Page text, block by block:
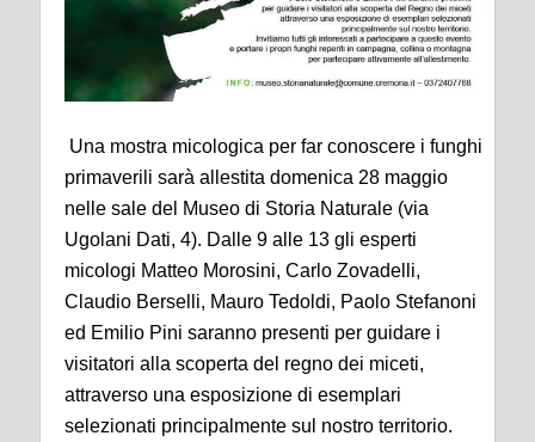
Una mostra micologica per far conoscere i funghi
primaverili sarà allestita domenica 28 maggio
nelle sale del Museo di Storia Naturale (via
Ugolani Dati, 4). Dalle 9 alle 13 gli esperti
micologi Matteo Morosini, Carlo Zovadelli,
Claudio Berselli, Mauro Tedoldi, Paolo Stefanoni
ed Emilio Pini saranno presenti per guidare i
visitatori alla scoperta del regno dei miceti,
attraverso una esposizione di esemplari
selezionati principalmente sul nostro territorio.